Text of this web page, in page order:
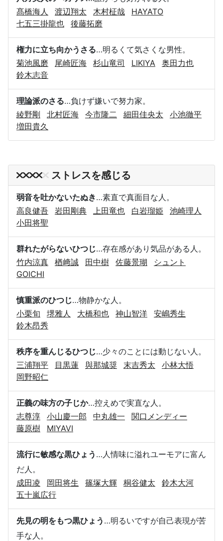
髙橋海人
渡辺翔太 木村柾哉
HAYATO
七五三掛龍也
後藤拓磨
権力に立ち向かうさる…明るくて気さくな男性。
菊池風磨
尾崎匠海 杉山竜司 LIKIYA
奥田力也
鈴木志音
理論派のさる…負けず嫌いで努力家。
綾野剛
北村匠海 今市隆二 細田佳央太
小池徹平
増田貴久
ストレスを感じる
弱音を吐かないたぬき…素直で真面目な人。
高良健吾
岩田剛典 上田竜也 白岩瑠姫
池崎理人
小田将聖
群れたがらないひつじ…存在感があり気品がある人。
竹内涼真
楢﨑誠 田中樹 佐藤景瑚
シュント
GOICHI
慎重派のひつじ…物静かな人。
小栗旬
堺雅人 大橋和也 神山智洋
安嶋秀生
鈴木昂秀
秩序を重んじるひつじ…少々のことには動じない人。
三浦翔平
目黒蓮 與那城奨 末吉秀太
小林大悟
岡野昭仁
正義の味方の子じか…控えめで実直な人。
志尊淳
小山慶一郎 中丸雄一
関口メンディー
藤原樹
MIYAVI
流行に敏感な黒ひょう …人情味に溢れユーモアに富ん
だ人。
成田凌
岡田将生 篠塚大輝 桐谷健太
鈴木大河
五十嵐広行
先見の明をもつ黒ひょう …明るいですが自己表現が苦
手な人。